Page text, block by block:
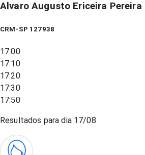
Alvaro Augusto Ericeira Pereira
CRM-SP 127938
17:00
17:10
17:20
17:30
17:50
Resultados para dia 17/08